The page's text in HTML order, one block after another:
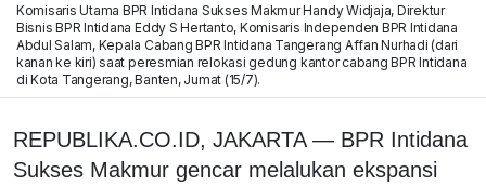
Komisaris Utama BPR Intidana Sukses Makmur Handy Widjaja, Direktur
Bisnis BPR Intidana Eddy S Hertanto, Komisaris Independen BPR Intidana
Abdul Salam, Kepala Cabang BPR Intidana Tangerang Affan Nurhadi (dari
kanan ke kiri) saat peresmian relokasi gedung kantor cabang BPR Intidana
di Kota Tangerang, Banten, Jumat (15/7).
REPUBLIKA.CO.ID, JAKARTA — BPR Intidana
Sukses Makmur gencar melalukan ekspansi